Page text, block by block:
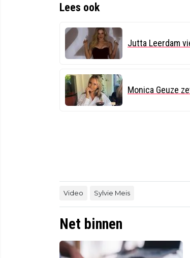
Lees ook
Jutta Leerdam
Monica Geuze
Video Sylvie Meis
Net binnen